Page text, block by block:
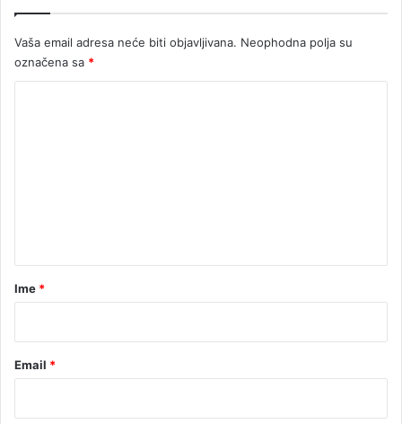
Vaša email adresa neće biti objavljivana. Neophodna polja su
označena sa *
rIme *
Email *